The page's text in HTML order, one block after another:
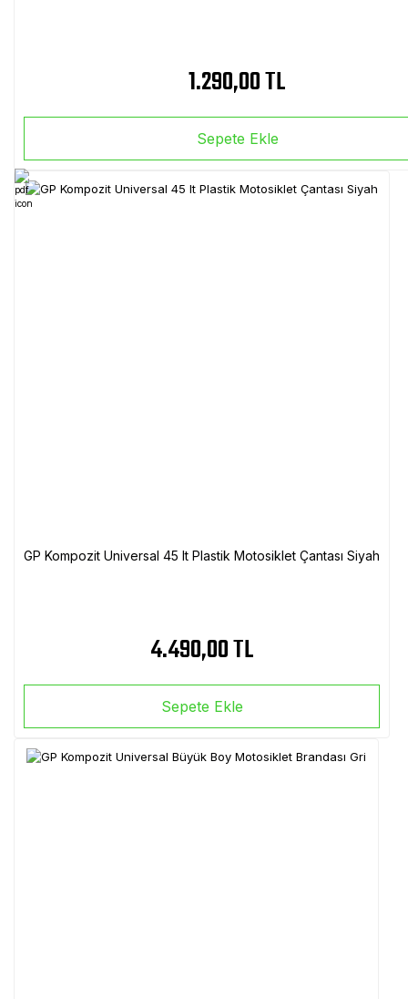
1.290,00 TL
Sepete Ekle
GP Kompozit Universal 45 lt Plastik Motosiklet Çantası Siyah
4.490,00 TL
Sepete Ekle